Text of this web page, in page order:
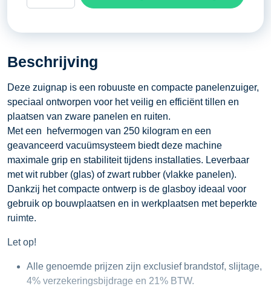
compact
kilogram
Beschrijving
Deze zuignap is een robuuste en compacte panelenzuiger,
speciaal ontworpen voor het veilig en efficiënt tillen en
plaatsen van zware panelen en ruiten.
Met een hefvermogen van 250 kilogram en een
geavanceerd vacuümsysteem biedt deze machine
maximale grip en stabiliteit tijdens installaties. Leverbaar
met wit rubber (glas) of zwart rubber (vlakke panelen).
Dankzij het compacte ontwerp is de glasboy ideaal voor
gebruik op bouwplaatsen en in werkplaatsen met beperkte
ruimte.
Let op!
Alle genoemde prijzen zijn exclusief brandstof, slijtage,
4% verzekeringsbijdrage en 21% BTW.